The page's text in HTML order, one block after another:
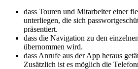
dass Touren und Mitarbeiter einer
unterliegen, die sich
präsentiert.
dass die Navigation zu den
übernommen wird.
dass Anrufe aus der App heraus
Zusätzlich ist es möglich die